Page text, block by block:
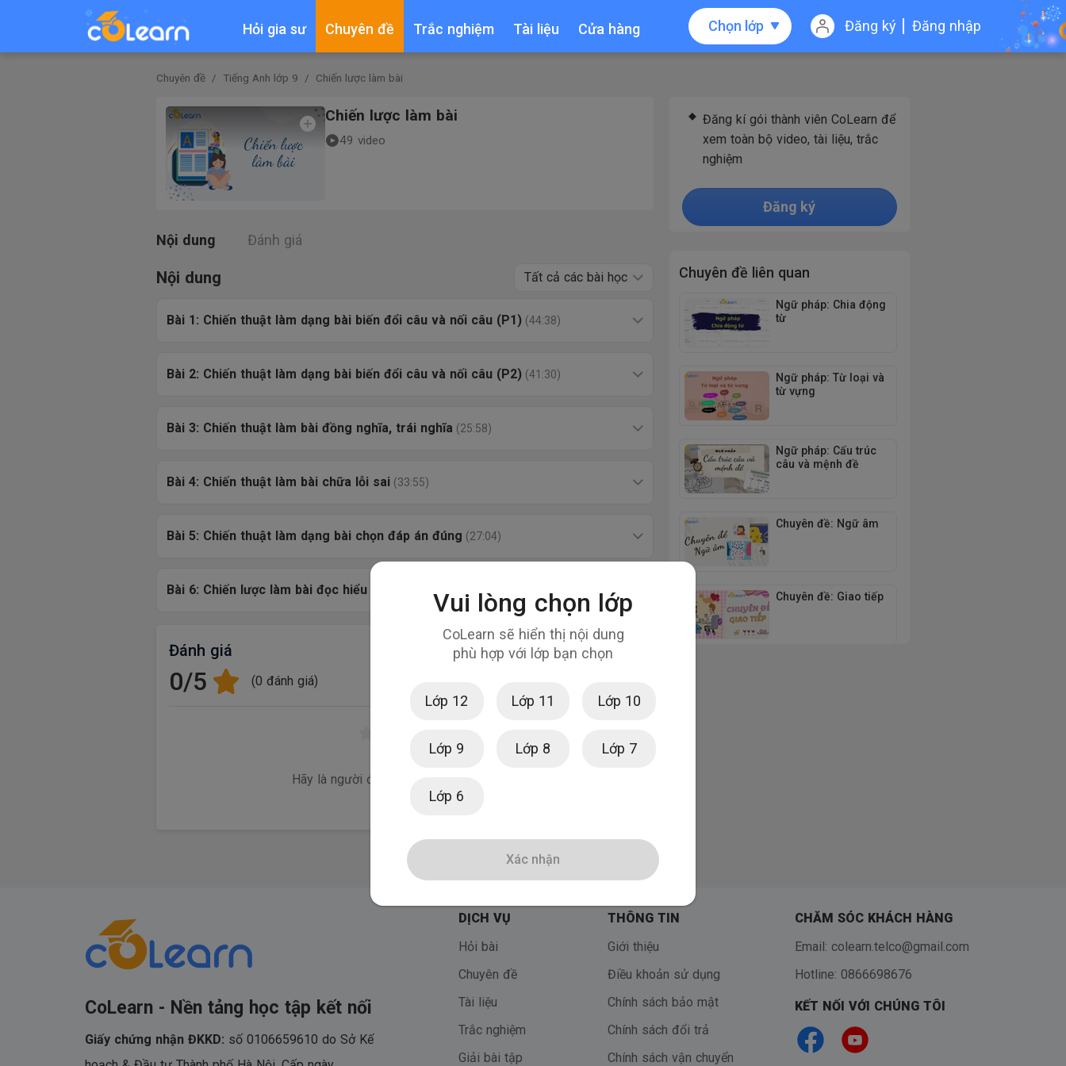
Hỏi gia sư Chuyên đề Trắc nghiệm Tài liệu Cửa hàng Chọn lớp Đăng ký Đăng nhập
Chuyên đề Tiếng Anh lớp 9 Chiến lược làm bài
Chiến lược làm bài
49 video
Nội dung Đánh giá
Nội dung Tất cả các bài học
Bài 1: Chiến thuật làm dạng bài biến đổi câu và nối câu (P1) (44:38)
Bài 2: Chiến thuật làm dạng bài biến đổi câu và nối câu (P2) (41:30)
Bài 3: Chiến thuật làm bài đồng nghĩa, trái nghĩa (25:58)
Bài 4: Chiến thuật làm bài chữa lỗi sai (33:55)
Bài 5: Chiến thuật làm dạng bài chọn đáp án đúng (27:04)
Bài 6: Chiến lược làm bài đọc hiểu và bài điền từ
Đánh giá
0/5 (0 đánh giá)
Hãy là người đánh giá khóa học đầu tiên
Đăng kí gói thành viên CoLearn để
xem toàn bộ video, tài liệu, trắc
nghiệm
Đăng ký
Chuyên đề liên quan
Ngữ pháp: Chia động
từ
Ngữ pháp: Từ loại và
từ vựng
Ngữ pháp: Cấu trúc
câu và mệnh đề
Chuyên đề: Ngữ âm
Chuyên đề: Giao tiếp
- Cô Trương Thảo
Environment - Môi
Unit 2: City Life - Cuộc
sống thành thị
CoLearn - Nền tảng học tập kết nối
Giấy chứng nhận ĐKKD: số 0106659610 do Sở Kế
DỊCH VỤ
Hỏi bài
Chuyên đề
Tài liệu
Trắc nghiệm
Giải bài tập
THÔNG TIN
Giới thiệu
Điều khoản sử dụng
Chính sách bảo mật
Chính sách đổi trả
Chính sách vận chuyển
CHĂM SÓC KHÁCH HÀNG
Email: colearn.telco@gmail.com
Hotline: 0866698676
KẾT NỐI VỚI CHÚNG TÔI
Vui lòng chọn lớp
CoLearn sẽ hiển thị nội dung
phù hợp với lớp bạn chọn
Lớp 12 Lớp 11 Lớp 10
Lớp 9 Lớp 8 Lớp 7
Lớp 6
Xác nhận